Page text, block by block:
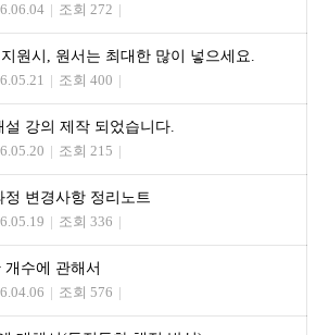
| 조회 272 |
지원시, 원서는 최대한 많이 넣으세요.
| 조회 400 |
설 강의 제작 되었습니다.
| 조회 215 |
변경사항 정리노트
| 조회 336 |
수에 관해서
| 조회 576 |